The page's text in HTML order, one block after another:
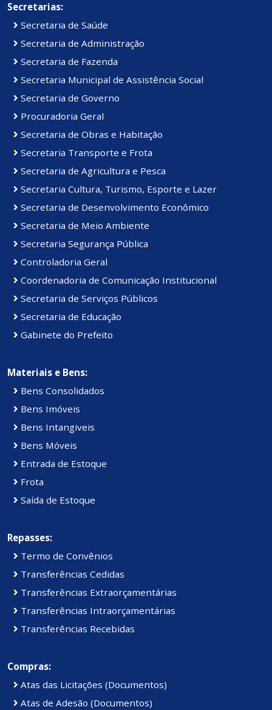
Secretarias:
Secretaria de Saúde
Secretaria de Administração
Secretaria de Fazenda
Secretaria Municipal de Assistência Social
Secretaria de Governo
Procuradoria Geral
Secretaria de Obras e Habitação
Secretaria Transporte e Frota
Secretaria de Agricultura e Pesca
Secretaria Cultura, Turismo, Esporte e Lazer
Secretaria de Desenvolvimento Econômico
Secretaria de Meio Ambiente
Secretaria Segurança Pública
Controladoria Geral
Coordenadoria de Comunicação Institucional
Secretaria de Serviços Públicos
Secretaria de Educação
Gabinete do Prefeito
Materiais e Bens:
Bens Consolidados
Bens Imóveis
Bens Intangiveis
Bens Móveis
Entrada de Estoque
Frota
Saída de Estoque
Repasses:
Termo de Convênios
Transferências Cedidas
Transferências Extraorçamentárias
Transferências Intraorçamentárias
Transferências Recebidas
Compras:
Atas das Licitações (Documentos)
Atas de Adesão (Documentos)